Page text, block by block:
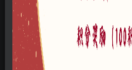
网站问题可以点此给